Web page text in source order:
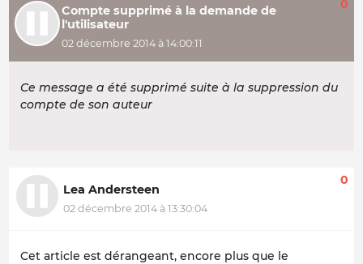
Compte supprimé à la demande de
l'utilisateur
02 décembre 2014 à 14:00:11
0
Ce message a été supprimé suite à la suppression du
compte de son auteur
Lea Andersteen
02 décembre 2014 à 13:30:04
0
Cet article est dérangeant, encore plus que le